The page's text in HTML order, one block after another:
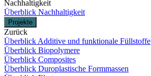
Nachhaltigkeit
Überblick Nachhaltigkeit
Projekte
Zurück
Überblick Additive und funktionale Füllstoffe
Überblick Biopolymere
Überblick Composites
Überblick Duroplastische Formmassen